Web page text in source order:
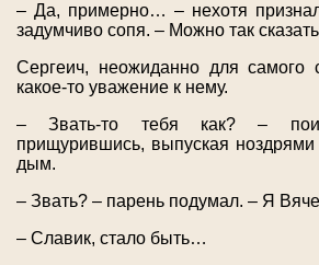
– Да, примерно… – нехотя
задумчиво сопя. – Можно так
Сергеич, неожиданно для самого
какое-то уважение к нему.
– Звать-то тебя как? –
прищурившись, выпуская ноздрями
дым.
– Звать? – парень подумал. – Я
– Славик, стало быть…